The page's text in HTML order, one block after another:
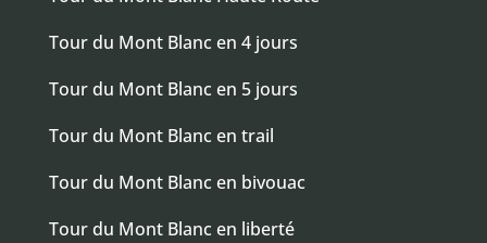
Tour du Mont Blanc en 4 jours
Tour du Mont Blanc en 5 jours
Tour du Mont Blanc en trail
Tour du Mont Blanc en bivouac
Tour du Mont Blanc en liberté